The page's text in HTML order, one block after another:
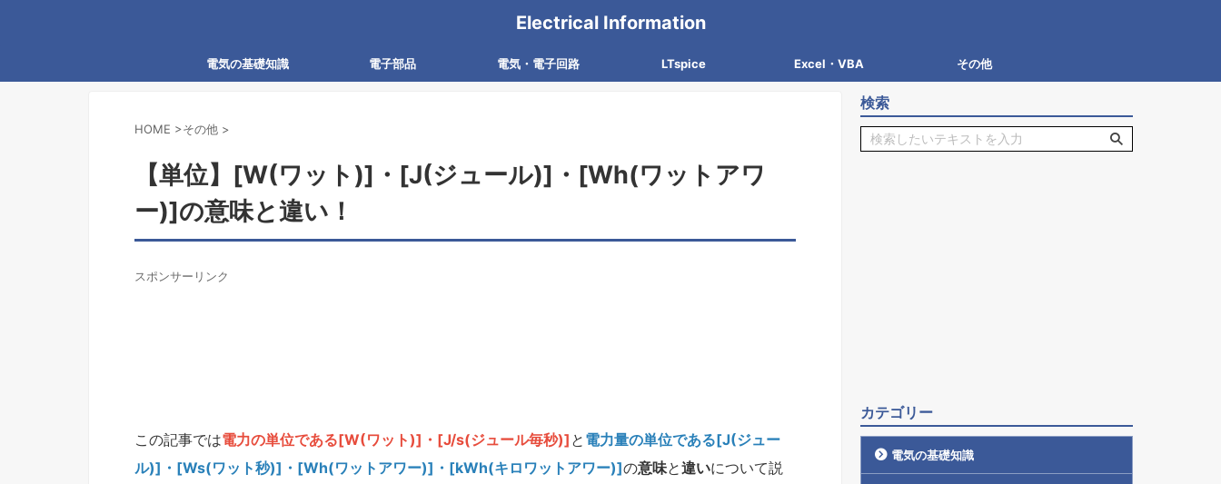
Electrical Information
電気の基礎知識 電子部品 電気・電子回路 LTspice Excel・VBA その他
HOME >その他 >
【単位】[W(ワット)]・[J(ジュール)]・[Wh(ワットアワ
ー)]の意味と違い！
スポンサーリンク
この記事では電力の単位である[W(ワット)]・[J/s(ジュール毎秒)] と 電力量の単位である[J(ジュー
ル)]・[Ws(ワット秒)]・[Wh(ワットアワー)]・[kWh(キロワットアワー)]の意味と違いについて説
検索
カテゴリー
電気の基礎知識